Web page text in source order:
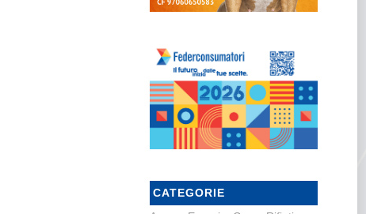
CATEGORIE